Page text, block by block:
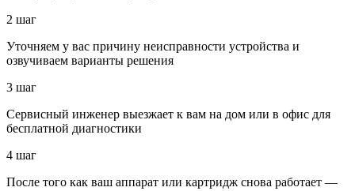
2 шаг
Уточняем у вас причину неисправности устройства и
озвучиваем варианты решения
3 шаг
Сервисный инженер выезжает к вам на дом или в офис для
бесплатной диагностики
4 шаг
После того как ваш аппарат или картридж снова работает —